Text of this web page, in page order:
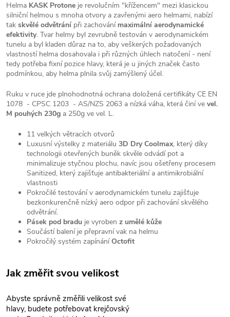
Helma KASK Protone je revolučním "křížencem" mezi klasickou
silniční helmou s mnoha otvory a zavřenými aero helmami, nabízí
tak skvělé odvětrání při zachování maximální aerodynamické
efektivity. Tvar helmy byl zevrubně testován v aerodynamickém
tunelu a byl kladen důraz na to, aby veškerých požadovaných
vlastností helma dosahovala i při různých úhlech natočení - není
tedy potřeba fixní pozice hlavy, která je u jiných značek často
podmínkou, aby helma plnila svůj zamýšlený účel.
Ruku v ruce jde plnohodnotná ochrana doložená certifikáty CE EN
1078 - CPSC 1203 - AS/NZS 2063 a nízká váha, která činí ve vel.
M pouhých 230g a 250g ve vel. L.
11 velkých větracích otvorů
Luxusní výstelky z materiálu 3D Dry Coolmax, který díky
technologii otevřených buněk skvěle odvádí pot a
minimalizuje styčnou plochu, navíc jsou ošetřeny procesem
Sanitized, který zajišťuje antibakteriální a antimikrobiální
vlastnosti
Pokročilé testování v aerodynamickém tunelu zajišťuje
bezkonkurenčně nízký aero odpor při zachování skvělého
odvětrání.
Pásek pod bradu je vyroben z umělé kůže
Součástí balení je přepravní vak na helmu
Pokročilý systém zapínáníOctofit
Jak změřit svou velikost
Abyste správně změřili velikost své
hlavy, budete potřebovat krejčovský